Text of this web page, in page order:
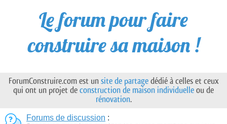
Le forum pour faire
construire sa maison !
ForumConstruire.com est un site de partagedédié à celles et ceux
qui ont un projet de construction de maison individuelle ou de
rénovation.
Forums de discussion :